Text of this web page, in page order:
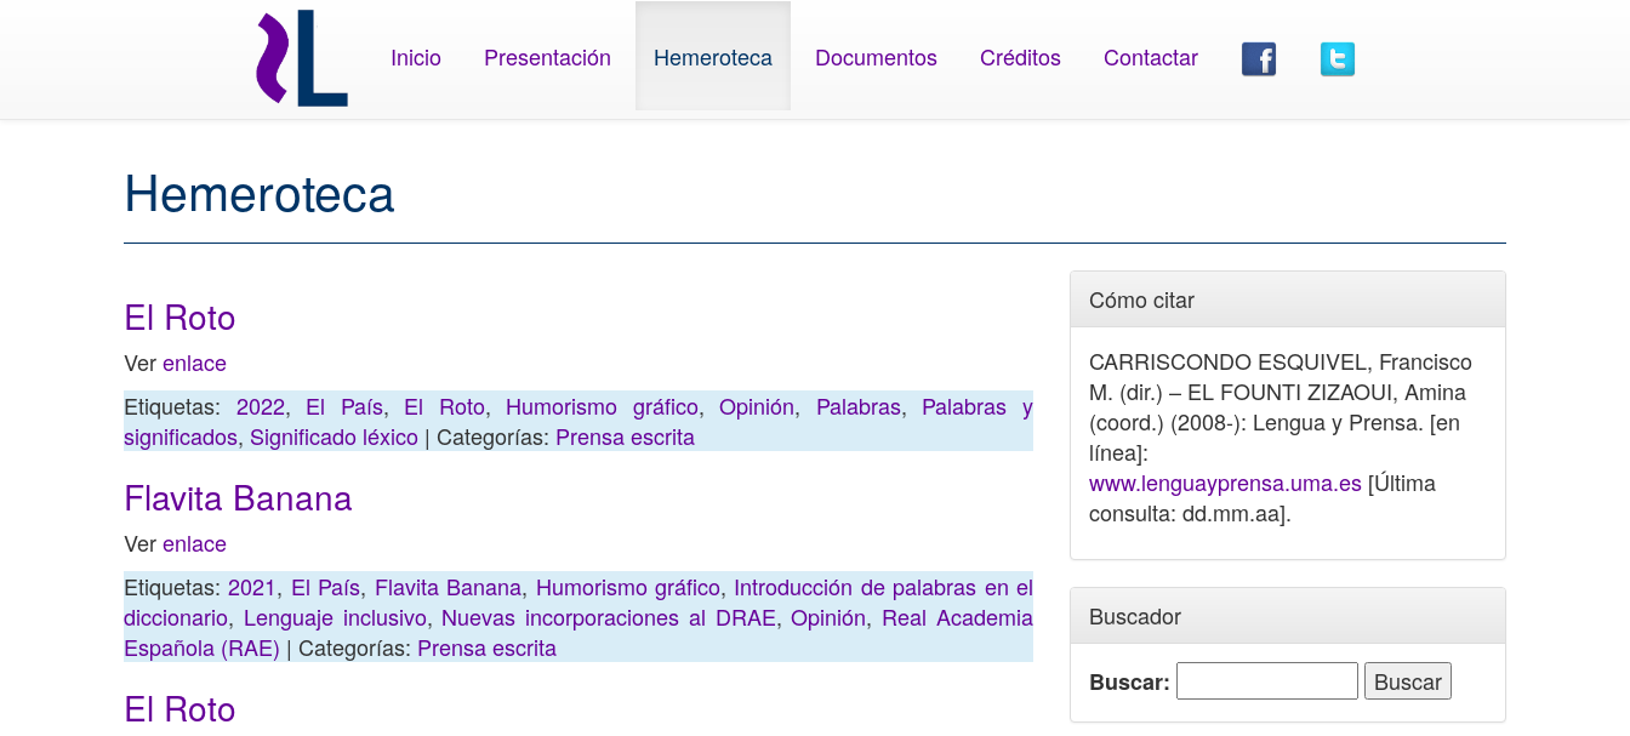
Inicio Presentación Hemeroteca Documentos Créditos Contactar
Hemeroteca
El Roto
Verenlace
Etiquetas: 2022, El País, El Roto, Humorismo gráfico,Opinión, Palabras, Palabras y
significados, Significado léxico | Categorías: Prensa escrita
Flavita Banana
Verenlace
Etiquetas:2021, El País, Flavita Banana, Humorismo gráfico, Introducción de palabras en el
diccionario, Lenguaje inclusivo, Nuevas incorporaciones al DRAE,Opinión, Real Academia
Española (RAE) | Categorías: Prensa escrita
El Roto
Cómo citar
CARRISCONDO ESQUIVEL, Francisco
M. (dir.) – EL FOUNTI ZIZAOUI, Amina
(coord.) (2008-): Lengua y Prensa. [en
línea]:
www.lenguayprensa.uma.es [Última
consulta: dd.mm.aa].
Buscador
Buscar: